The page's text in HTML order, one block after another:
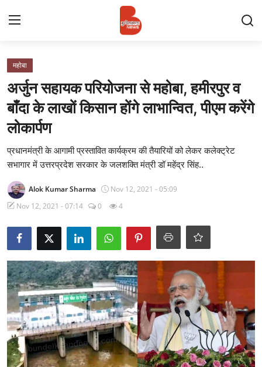
Contact
प्रमुख ख़बर
अपना शहर
राज्य
बुन्देलखण्ड
वीडियो
क्राइम
स्पोर्ट्स
मनोरंजन
गैलरी
महोबा
अर्जुन सहायक परियोजना से महोबा, हमीरपुर व
बाँदा के लाखों किसान होंगे लाभान्वित, पीएम करेंगे
लोकार्पण
प्रधानमंत्री के आगामी प्रस्तावित कार्यक्रम की तैयारियों को लेकर कलेक्ट्रेट
सभागार में उत्तरप्रदेश सरकार के जलशक्ति मंत्री डॉ महेंद्र सिंह..
Alok Kumar Sharma
Nov 12, 2021 - 05:09
Nov 12, 2021 - 07:14
0 4